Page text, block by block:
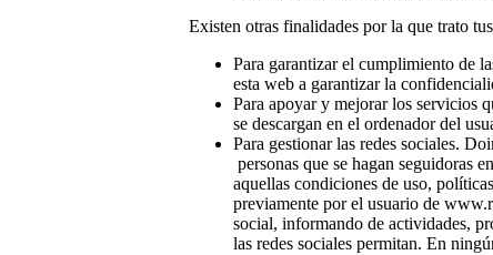
Existen otras finalidades por la que trato
Para garantizar el cumplimiento de
esta web a garantizar la
Para apoyar y mejorar los servicios
se descargan en el ordenador del
Para gestionar las redes sociales.
personas que se hagan seguidoras
aquellas condiciones de uso,
previamente por el usuario de
social, informando de actividades,
las redes sociales permitan. En